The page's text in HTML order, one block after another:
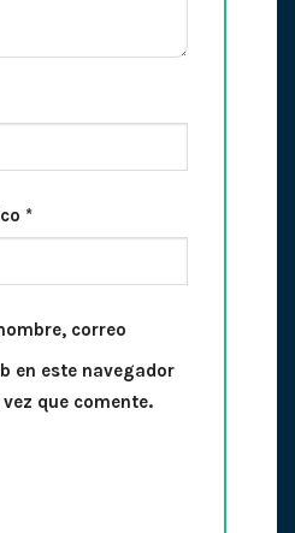
*
correo
en este navegador
que comente.